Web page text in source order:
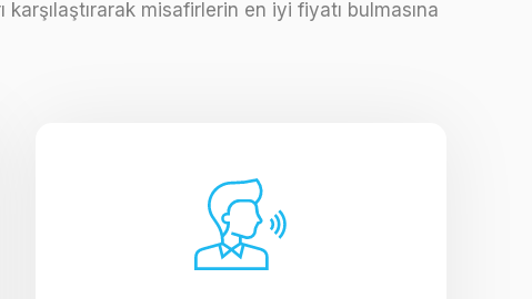
misafirlerin en iyi fiyatı bulmasına